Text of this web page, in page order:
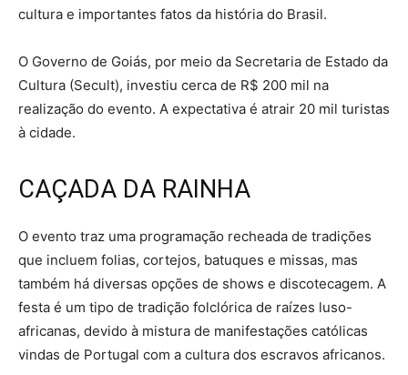
cultura e importantes fatos da história do Brasil.
O Governo de Goiás, por meio da Secretaria de Estado da
Cultura (Secult), investiu cerca de R$ 200 mil na
realização do evento. A expectativa é atrair 20 mil turistas
à cidade.
CAÇADA DA RAINHA
O evento traz uma programação recheada de tradições
que incluem folias, cortejos, batuques e missas, mas
também há diversas opções de shows e discotecagem. A
festa é um tipo de tradição folclórica de raízes luso-
africanas, devido à mistura de manifestações católicas
vindas de Portugal com a cultura dos escravos africanos.